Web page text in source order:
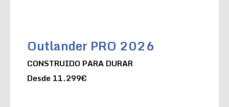
Outlander PRO 2026
CONSTRUIDO PARA DURAR
Desde 11.299€